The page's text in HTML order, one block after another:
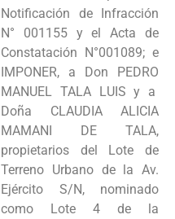
Programas
Intranet
Notificación de Infracción
N° 001155 y el Acta de
Constatación N°001089; e
IMPONER, a Don PEDRO
MANUEL TALA LUIS y a
Doña CLAUDIA ALICIA
MAMANI DE TALA,
propietarios del Lote de
Terreno Urbano de la Av.
Ejército S/N, nominado
como Lote 4 de la